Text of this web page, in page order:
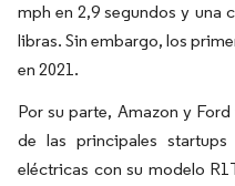
mph en 2,9 segundos y una
libras. Sin embargo, los
en 2021.
Por su parte, Amazon y
de las principales
eléctricas con su modelo